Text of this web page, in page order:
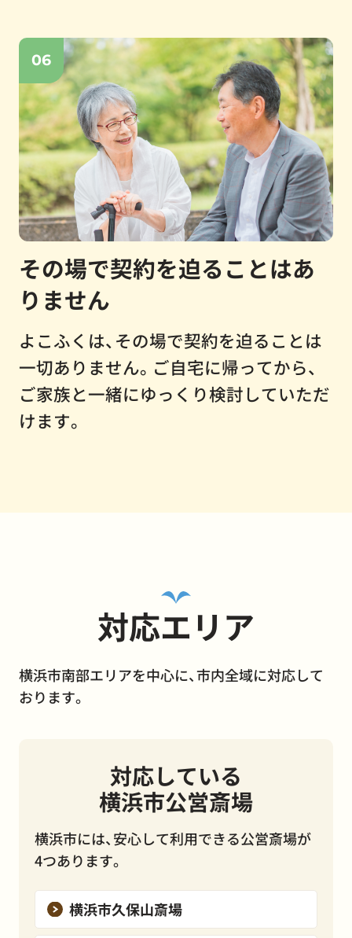
06
その場で契約を迫ることはあ
りません
よこふくは、その場で契約を迫ることは
一切ありません。ご自宅に帰ってから、
ご家族と一緒にゆっくり検討していただ
けます。
対応エリア
横浜市南部エリアを中心に、市内全域に対応して
おります。
対応している
横浜市公営斎場
横浜市には、安心して利用できる公営斎場が
4つあります。
横浜市久保山斎場